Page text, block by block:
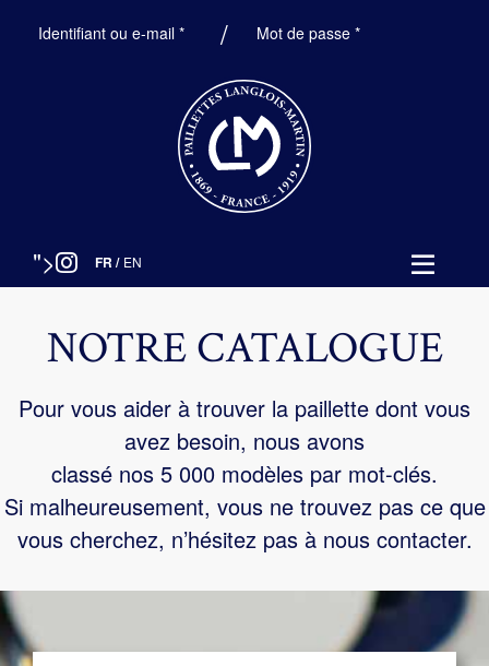
Identifiant ou e-mail *ObligatoireMot de passe*Obligatoire
"> FR / EN
NOTRE CATALOGUE
Pour vous aider à trouver la paillette dont vous
avez besoin, nous avons
classé nos 5 000 modèles par mot-clés.
Si malheureusement, vous ne trouvez pas ce que
vous cherchez, n’hésitez pas à nous contacter.